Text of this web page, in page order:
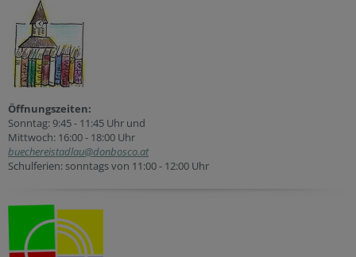
Öffnungszeiten:
Sonntag: 9:45 - 11:45 Uhr und
Mittwoch: 16:00 - 18:00 Uhr
buechereistadlau@donbosco.at
Schulferien: sonntags von 11:00 - 12:00 Uhr